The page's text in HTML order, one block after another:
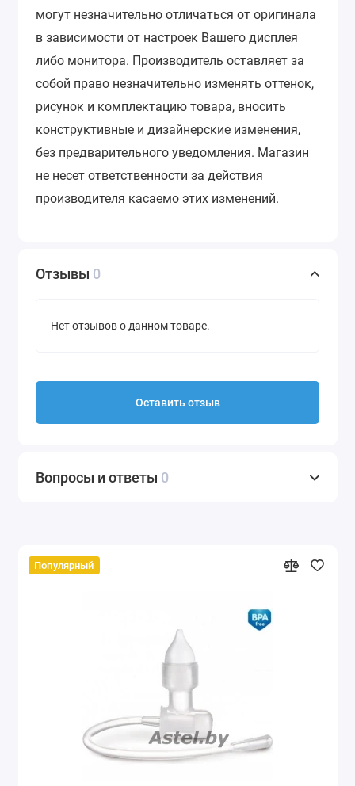
могут незначительно отличаться от оригинала
в зависимости от настроек Вашего дисплея
либо монитора. Производитель оставляет за
собой право незначительно изменять оттенок,
рисунок и комплектацию товара, вносить
конструктивные и дизайнерские изменения,
без предварительного уведомления. Магазин
не несет ответственности за действия
производителя касаемо этих изменений.
Отзывы 0
Нет отзывов о данном товаре.
Оставить отзыв
Вопросы и ответы 0
Популярный